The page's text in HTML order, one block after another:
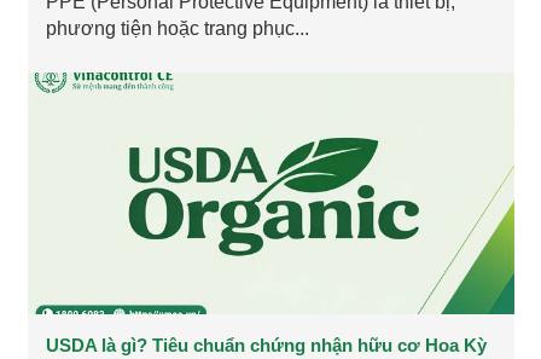
phương tiện hoặc trang phục...
USDA là gì? Tiêu chuẩn chứng nhận hữu cơ Hoa Kỳ